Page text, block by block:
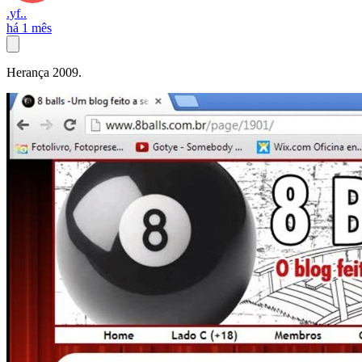
.yf..
há 1 mês
Herança 2009.